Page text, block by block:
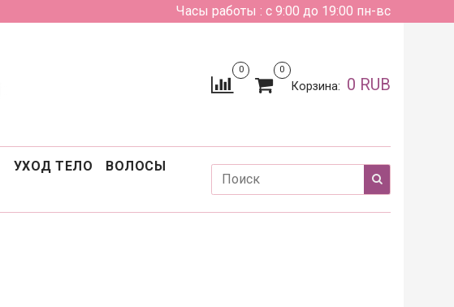
Часы работы : с 9:00 до 19:00 пн-вс
0 0
Корзина: 0 RUB
УХОД ТЕЛО
ВОЛОСЫ